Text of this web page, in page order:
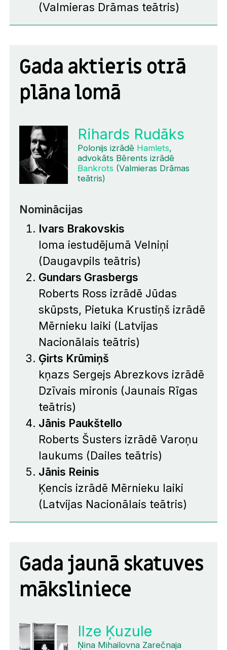
(Valmieras Drāmas teātris)
Gada aktieris otrā
plāna lomā
Rihards Rudāks
Polonijs izrādē Hamlets,
advokāts Bērents izrādē
Bankrots(Valmieras Drāmas
teātris)
Nominācijas
Ivars Brakovskis
loma iestudējumāVelniņi
(Daugavpils teātris)
Gundars Grasbergs
Roberts Ross izrādē Jūdas
skūpsts, Pietuka Krustiņš izrādē
Mērnieku laiki (Latvijas
Nacionālais teātris)
Ģirts Krūmiņš
kņazs Sergejs Abrezkovs izrādē
Dzīvais mironis (Jaunais Rīgas
teātris)
Jānis Paukštello
Roberts Šusters izrādēVaroņu
laukums (Dailes teātris)
Jānis Reinis
Ķencis izrādē Mērnieku laiki
(Latvijas Nacionālais teātris)
Gada jaunā skatuves
māksliniece
Ilze Ķuzule
Ņina Mihailovna Zarečnaja